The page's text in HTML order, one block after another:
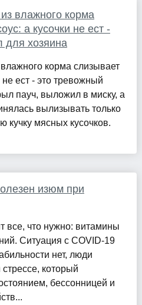
влажного корма
а кусочки не ест -
для хозяина
корма слизывает
ест - это тревожный
пауч, выложил в миску, а
вылизывать только
кучку мясных кусочков.
изюм при
все, что нужно: витамины
Ситуация с COVID-19
нет, люди
который
бессонницей и